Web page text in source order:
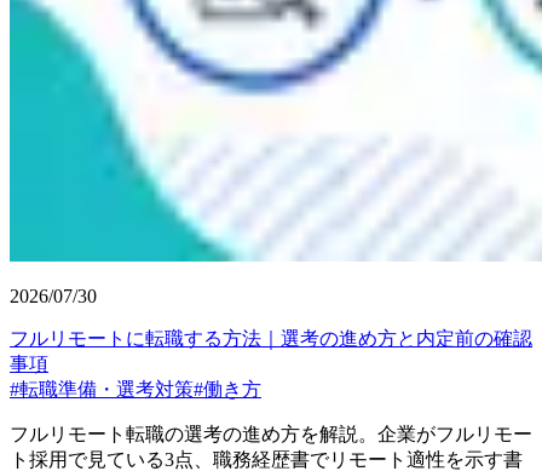
2026/07/30
フルリモートに転職する方法｜選考の進め方と内定前の確認
事項
#転職準備・選考対策#働き方
フルリモート転職の選考の進め方を解説。企業がフルリモー
ト採用で見ている3点、職務経歴書でリモート適性を示す書